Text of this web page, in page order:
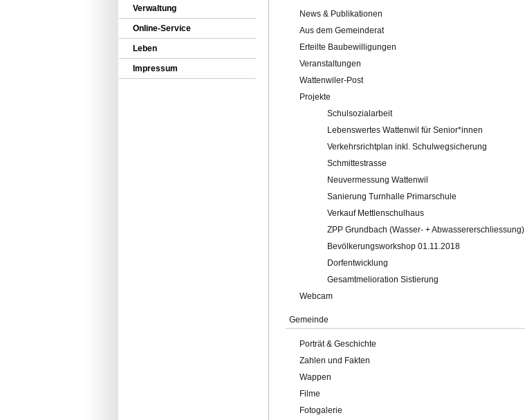
Verwaltung
Online-Service
Leben
Impressum
News & Publikationen
Aus dem Gemeinderat
Erteilte Baubewilligungen
Veranstaltungen
Wattenwiler-Post
Projekte
Schulsozialarbeit
Lebenswertes Wattenwil für Senior*innen
Verkehrsrichtplan inkl. Schulwegsicherung
Schmittestrasse
Neuvermessung Wattenwil
Sanierung Turnhalle Primarschule
Verkauf Mettlenschulhaus
ZPP Grundbach (Wasser- + Abwassererschliessung)
Bevölkerungsworkshop 01.11.2018
Dorfentwicklung
Gesamtmelioration Sistierung
Webcam
Gemeinde
Porträt & Geschichte
Zahlen und Fakten
Wappen
Filme
Fotogalerie